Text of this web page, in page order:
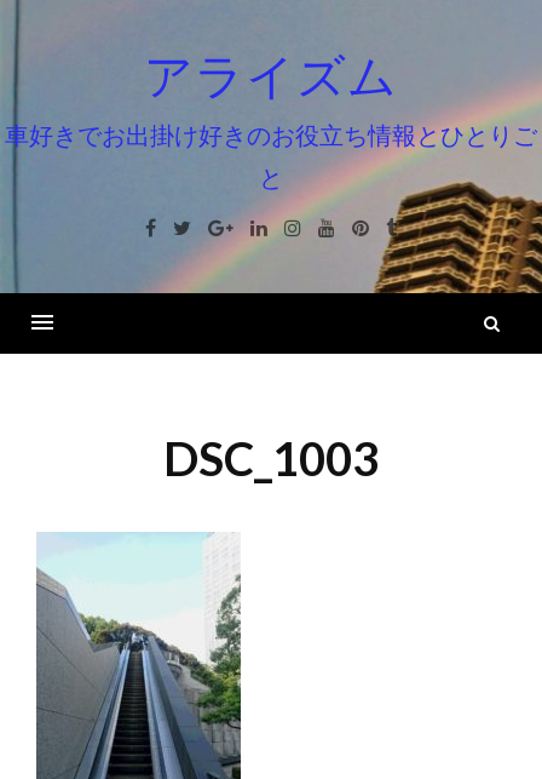
ン
ツ
ッ
アライズム
車好きでお出掛け好きのお役立ち情報とひとりご
と
Facebook
TwitterGoogle+LinkedinInstagramYoutube
Pinterest
Tumblr
DSC_1003